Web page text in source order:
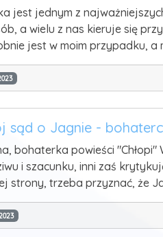
jest jednym z
a wielu z nas kieruje się
jest w moim przypadku,
sąd o Jagnie -
bohaterka powieści
i szacunku, inni zaś
strony, trzeba przyznać, że